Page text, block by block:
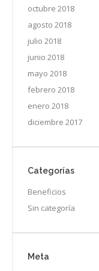
octubre 2018
agosto 2018
julio 2018
junio 2018
mayo 2018
febrero 2018
enero 2018
diciembre 2017
Categorías
Beneficios
Sin categoría
Meta